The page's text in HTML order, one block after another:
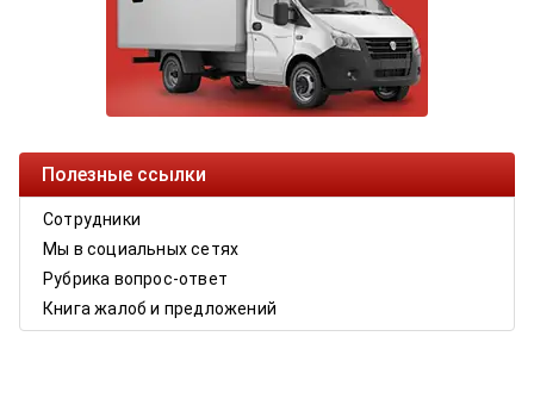
Полезные ссылки
Сотрудники
Мы в социальных сетях
Рубрика вопрос-ответ
Книга жалоб и предложений